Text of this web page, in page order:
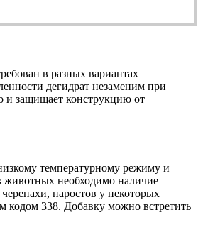
в разных вариантах
дегидрат незаменим при
и защищает конструкцию от
температурному режиму и
животных необходимо наличие
наростов у некоторых
338. Добавку можно встретить